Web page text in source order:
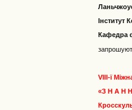
Інститут
Кафедра
VIII-ї
«З Н А Н